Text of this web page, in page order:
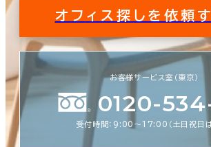
オフィス探しを依頼
お客様サービス室（東京）
0120-
受付時間：9:00〜17:00（土日祝日は